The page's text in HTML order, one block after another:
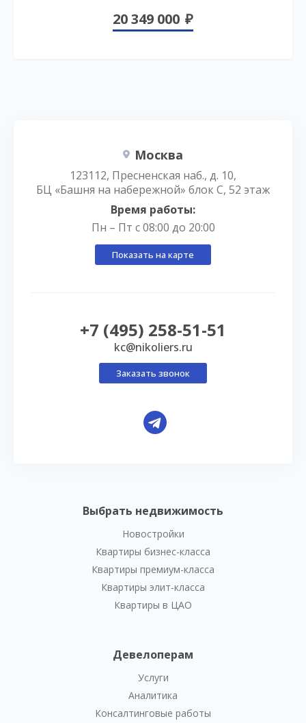
20 349 000
Выбрать недвижимость
Новостройки
Квартиры бизнес-класса
Квартиры премиум-класса
Квартиры элит-класса
Квартиры в ЦАО
Девелоперам
Услуги
Аналитика
Консалтинговые работы
Москва
123112, Пресненская наб., д. 10,
БЦ «Башня на набережной» блок С, 52 этаж
Время работы:
Пн – Пт с 08:00 до 20:00
Показать на карте
+7 (495) 258-51-51
kc@nikoliers.ru
Заказать звонок